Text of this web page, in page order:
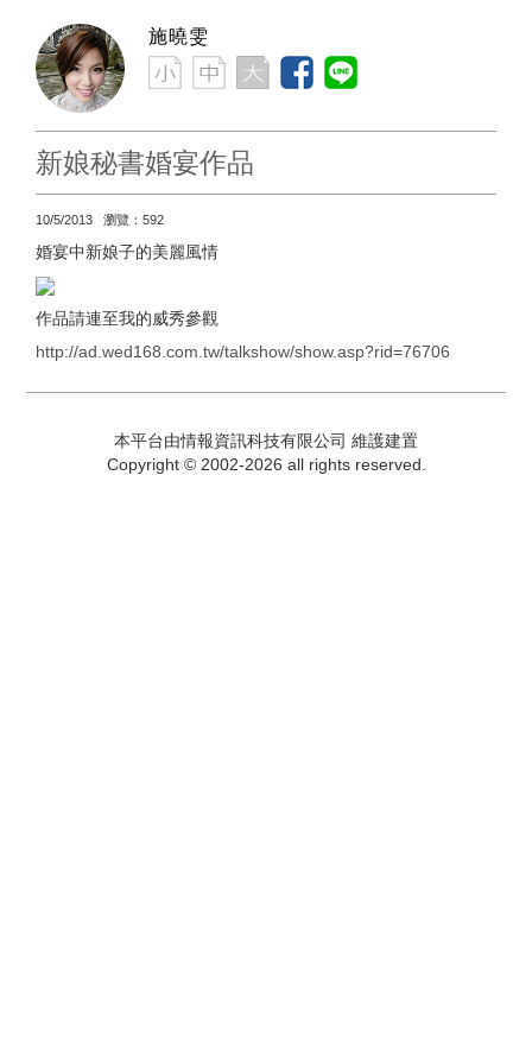
施曉雯
新娘秘書婚宴作品
10/5/2013 瀏覽：592
婚宴中新娘子的美麗風情
作品請連至我的威秀參觀
http://ad.wed168.com.tw/talkshow/show.asp?rid=76706
本平台由情報資訊科技有限公司 維護建置
Copyright © 2002-2026 all rights reserved.